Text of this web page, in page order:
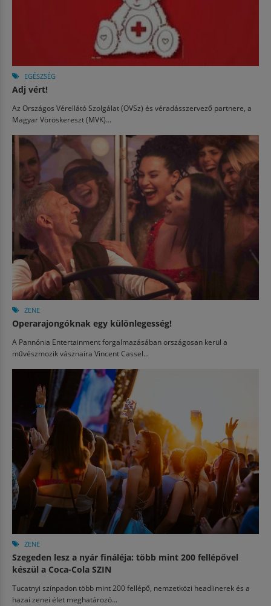
EGÉSZSÉG
Adj vért!
Az Országos Vérellátó Szolgálat (OVSz) és véradásszervező partnere, a
Magyar Vöröskereszt (MVK)...
ZENE
Operarajongóknak egy különlegesség!
A Pannónia Entertainment forgalmazásában országosan kerül a
művészmozik vásznaira Vincent Cassel...
ZENE
Szegeden lesz a nyár fináléja: több mint 200 fellépővel
készül a Coca-Cola SZIN
Tucatnyi színpadon több mint 200 fellépő, nemzetközi headlinerek és a
hazai zenei élet meghatározó...